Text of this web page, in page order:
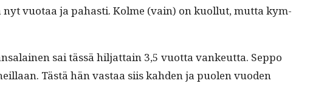
nyt vuo­taa ja pahasti. Kolme (vain) on kuol­lut, mut­ta kym­
sai tässä hil­jat­tain 3,5 vuot­ta vankeut­ta. Sep­po
Tästä hän vas­taa siis kah­den ja puolen vuo­den